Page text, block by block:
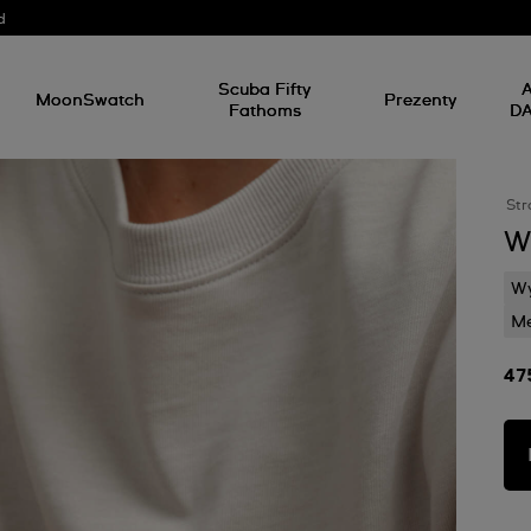
MoonSwatch
Scuba Fifty
Fathoms
Prezenty